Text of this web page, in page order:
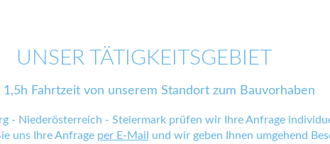
UNSER TÄTIGKEITSGEBIET
1,5h Fahrtzeit von unserem Standort zum Bauvorhaben
- Niederösterreich - Steiermark prüfen wir Ihre Anfrage
uns Ihre Anfrage per E-Mail und wir geben Ihnen umgehend